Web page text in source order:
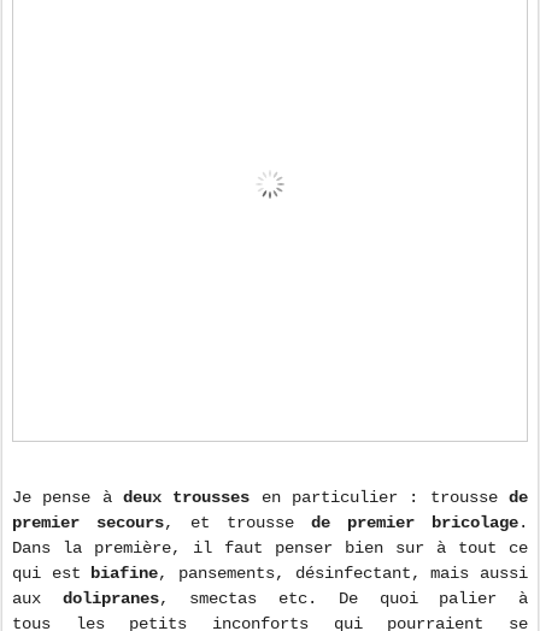
Je pense à deux trousses en particulier : troussede
premier secours, et trousse de premier bricolage.
Dans la première, il faut penser bien sur à tout ce
qui est
biafine, pansements, désinfectant, mais aussi
aux dolipranes, smectas etc. De quoi palier à
tous les petits inconforts qui pourraient se